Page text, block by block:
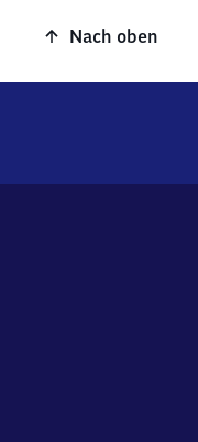
Nach oben